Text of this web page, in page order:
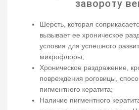
завороту
Шерсть, которая
вызывает ее хроническое
условия для успешного
микрофлоры;
Хроническое раздражение,
повреждения роговицы,
пигментного кератита;
Наличие пигментного